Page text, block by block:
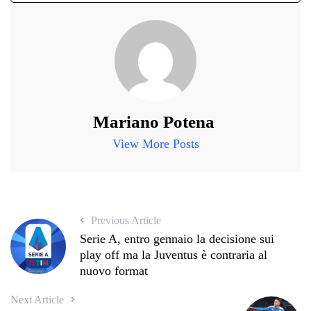
Mariano Potena
View More Posts
Previous Article
Serie A, entro gennaio la decisione sui
play off ma la Juventus è contraria al
nuovo format
Next Article